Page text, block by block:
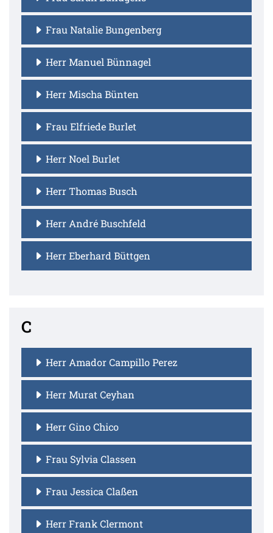
Frau Natalie Bungenberg
Herr Manuel Bünnagel
Herr Mischa Bünten
Frau Elfriede Burlet
Herr Noel Burlet
Herr Thomas Busch
Herr André Buschfeld
Herr Eberhard Büttgen
C
Herr Amador Campillo Perez
Herr Murat Ceyhan
Herr Gino Chico
Frau Sylvia Classen
Frau Jessica Claßen
Herr Frank Clermont